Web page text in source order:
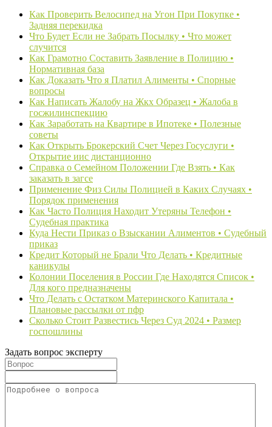
Как Проверить Велосипед на Угон При Покупке •
Задняя перекидка
Что Будет Если не Забрать Посылку • Что может
случится
Как Грамотно Составить Заявление в Полицию •
Нормативная база
Как Доказать Что я Платил Алименты • Спорные
вопросы
Как Написать Жалобу на Жкх Образец • Жалоба в
госжилинспекцию
Как Заработать на Квартире в Ипотеке • Полезные
советы
Как Открыть Брокерский Счет Через Госуслуги •
Открытие иис дистанционно
Справка о Семейном Положении Где Взять • Как
заказать в загсе
Применение Физ Силы Полицией в Каких Случаях •
Порядок применения
Как Часто Полиция Находит Утеряны Телефон •
Судебная практика
Куда Нести Приказ о Взыскании Алиментов • Судебный
приказ
Кредит Который не Брали Что Делать • Кредитные
каникулы
Колонии Поселения в России Где Находятся Список •
Для кого предназначены
Что Делать с Остатком Материнского Капитала •
Плановые рассылки от пфр
Сколько Стоит Развестись Через Суд 2024 • Размер
госпошлины
Задать вопрос эксперту